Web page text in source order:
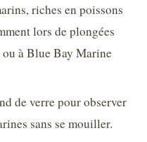
riches en poissons
lors de plongées
à Blue Bay Marine
de verre pour observer
sans se mouiller.